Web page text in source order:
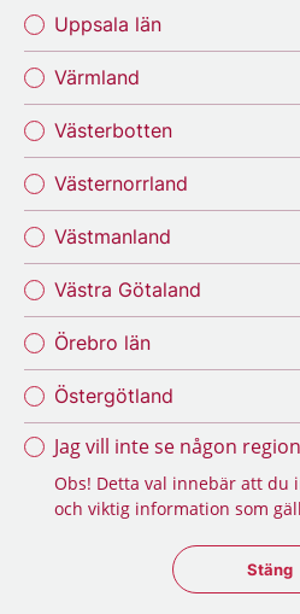
Uppsala län
Värmland
Västerbotten
Västernorrland
Västmanland
Västra Götaland
Örebro län
Östergötland
Jag vill inte se någon
Obs! Detta val innebär att du
och viktig information som
Stäng
Stäng